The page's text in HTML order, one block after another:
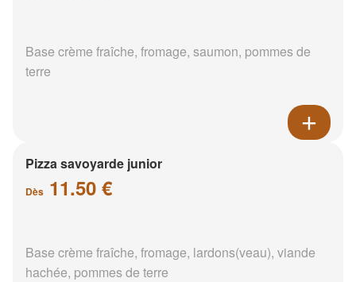
Base crème fraîche, fromage, saumon, pommes de
terre
Pizza savoyarde junior
Dès 11.50 €
Base crème fraîche, fromage, lardons(veau), viande
hachée, pommes de terre